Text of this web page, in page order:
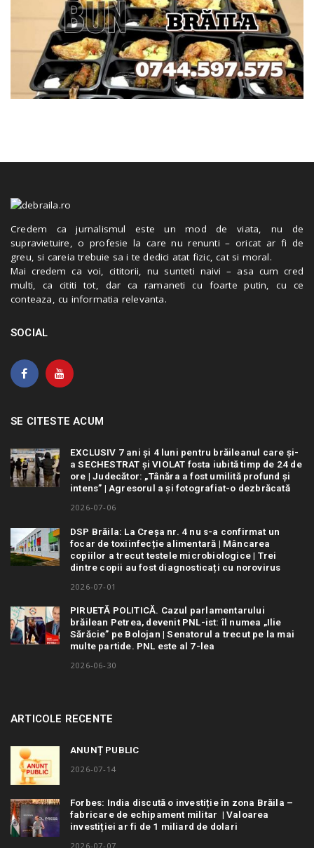
Credem ca jurnalismul este un mod de viata, nu de
supravietuire, o profesie la care nu renunti – oricat ar fi de
greu, si careia trebuie sa i te dedici atat fizic, cat si moral.
Mai credem ca voi, cititorii, nu sunteti naivi – asa cum cred
multi, ca cititi tot, dar ca ramaneti cu foarte putin, cu ce
conteaza, cu informatia relevanta.
SOCIAL
SE CITESTE ACUM
EXCLUSIV 7 ani și 4 luni pentru brăileanul care și-
a SECHESTRAT și VIOLAT fosta iubită timp de 24 de
ore | Judecător: „Tânăra a fost umilită profund și
intens” | Agresorul a și fotografiat-o dezbrăcată
2026-07-06
DSP Brăila: La Creșa nr. 4 nu s-a confirmat un
focar de toxiinfecție alimentară | Mâncarea
copiilor a trecut testele microbiologice | Trei
dintre copii au fost diagnosticați cu norovirus
2026-07-01
PIRUETĂ POLITICĂ. Cazul parlamentarului
brăilean Petrea, devenit PNL-ist: îl numea „Ilie
Sărăcie” pe Bolojan | Senatorul a trecut pe la mai
multe partide. PNL este al 7-lea
2026-06-30
ARTICOLE RECENTE
ANUNȚ PUBLIC
2026-07-14
Forbes: India discută o investiție în zona Brăila –
fabricare de echipament militar | Valoarea
investiției ar fi de 1 miliard de dolari
2026-07-07